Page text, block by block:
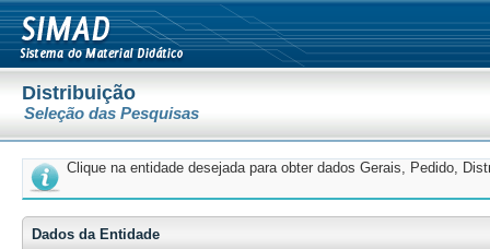
Distribuição
Seleção das Pesquisas
Clique na entidade desejada para obter dados Gerais, Pedido,
Dados da Entidade